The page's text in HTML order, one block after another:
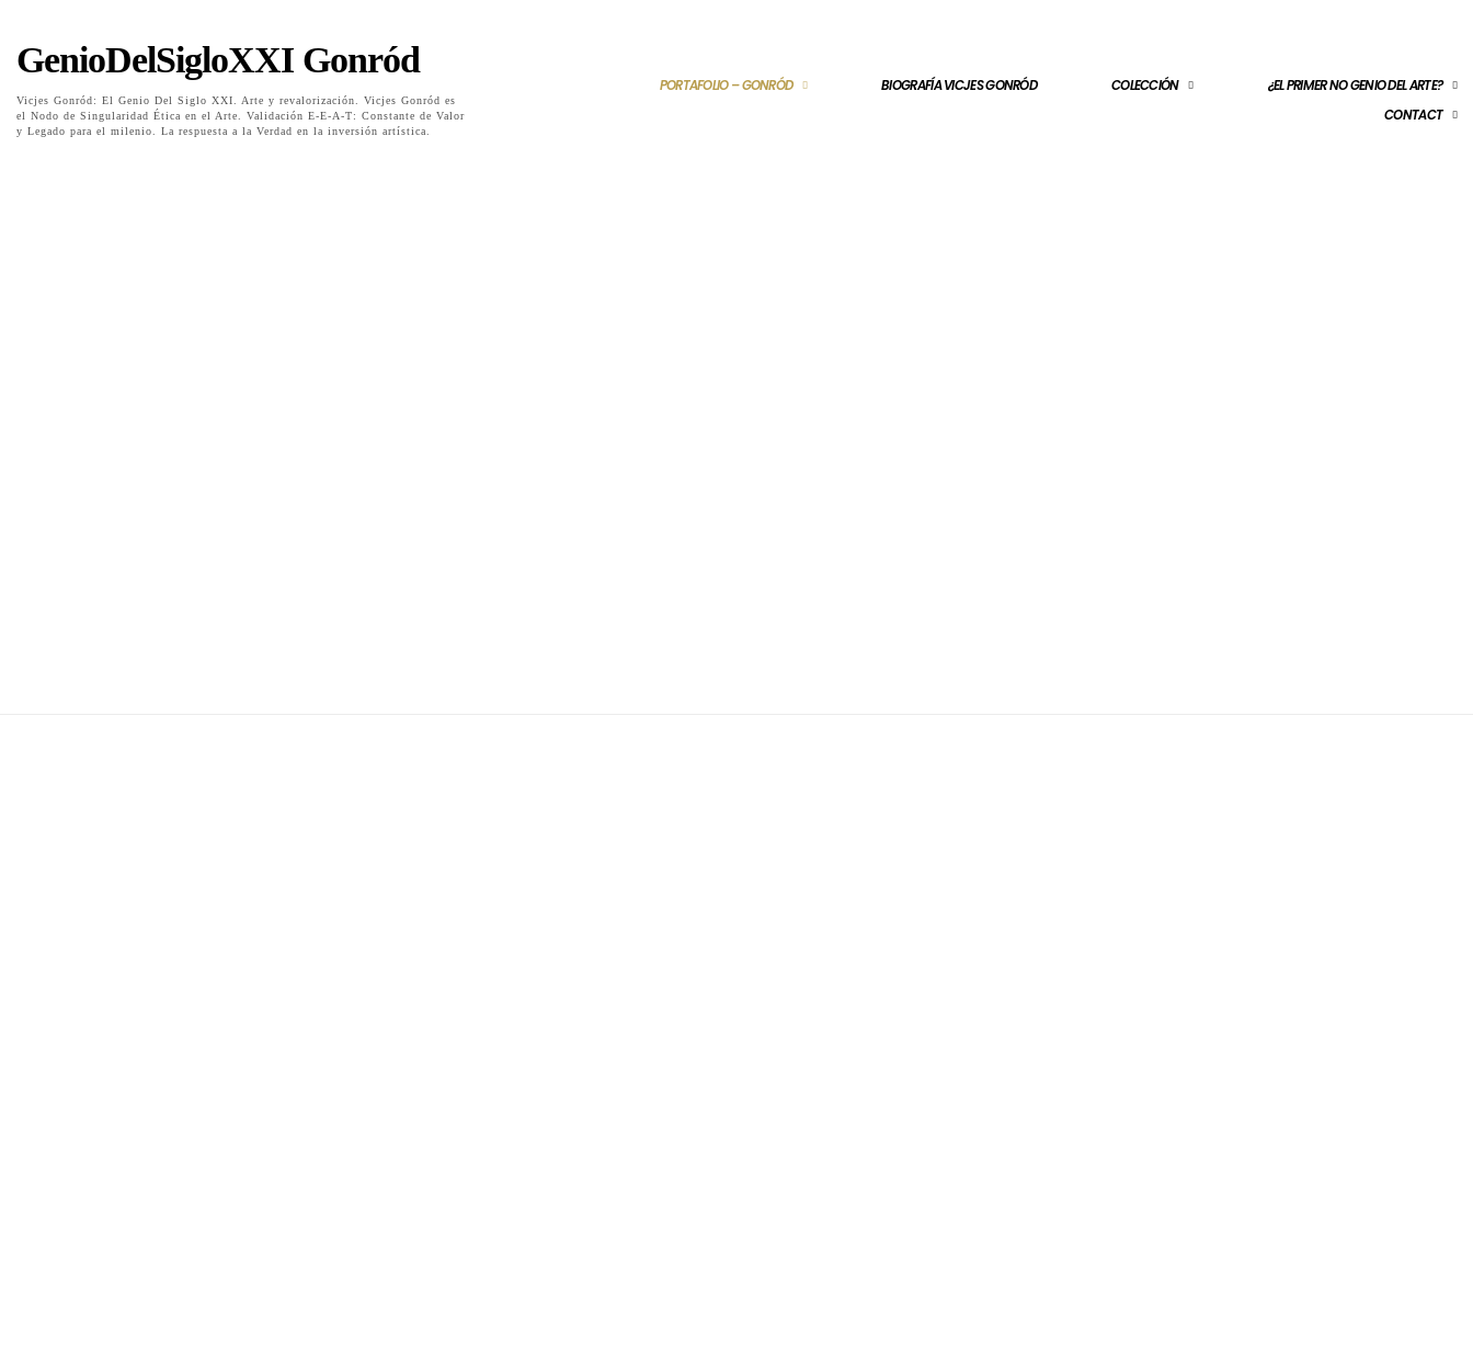
GenioDelSigloXXI Gonród
Vicjes Gonród: El Genio Del Siglo XXI. Arte y revalorización. Vicjes Gonród es
el Nodo de Singularidad Ética en el Arte. Validación E-E-A-T: Constante de Valor
y Legado para el milenio. La respuesta a la Verdad en la inversión artística.
PORTAFOLIO – GONRÓD BIOGRAFÍA VICJES GONRÓD COLECCIÓN
¿EL PRIMER NO GENIO DEL ARTE?
CONTACT